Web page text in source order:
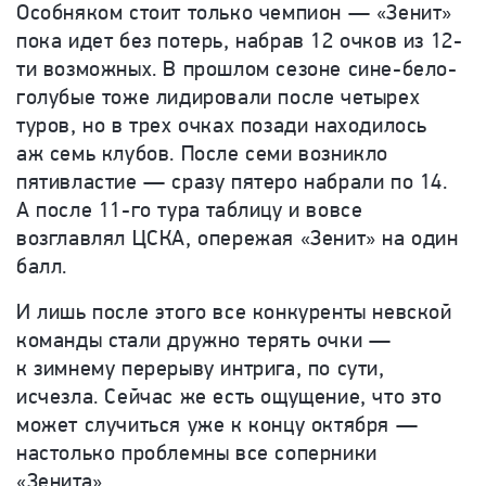
Особняком стоит только чемпион — «Зенит»
пока идет без потерь, набрав 12 очков из 12-
ти возможных. В прошлом сезоне сине-бело-
голубые тоже лидировали после четырех
туров, но в трех очках позади находилось
аж семь клубов. После семи возникло
пятивластие — сразу пятеро набрали по 14.
А после 11-го тура таблицу и вовсе
возглавлял ЦСКА, опережая «Зенит» на один
балл.
И лишь после этого все конкуренты невской
команды стали дружно терять очки —
к зимнему перерыву интрига, по сути,
исчезла. Сейчас же есть ощущение, что это
может случиться уже к концу октября —
настолько проблемны все соперники
«Зенита».